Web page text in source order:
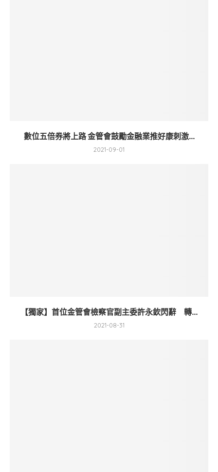
數位五倍券將上路 金管會鼓勵金融業推好康刺激...
2021-09-01
【獨家】首位金管會檢察官副主委許永欽閃辭 轉...
2021-08-31